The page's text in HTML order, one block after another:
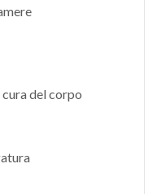
del corpo